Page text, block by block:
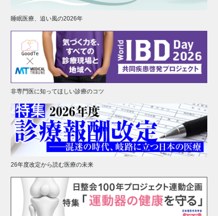
睡眠医療、追い風の2026年
非専門医に知ってほしい診療のコツ
26年度改定から読む医療の未来